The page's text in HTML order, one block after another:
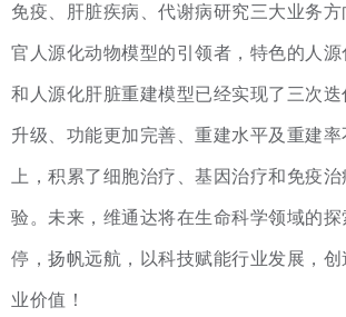
免疫、肝脏疾病、代谢病研究三大业务
官人源化动物模型的引领者，特色的人
和人源化肝脏重建模型已经实现了三次
升级、功能更加完善、重建水平及重建
上，积累了细胞治疗、基因治疗和免疫
验。未来，维通达将在生命科学领域的
停，扬帆远航，以科技赋能行业发展，
业价值！